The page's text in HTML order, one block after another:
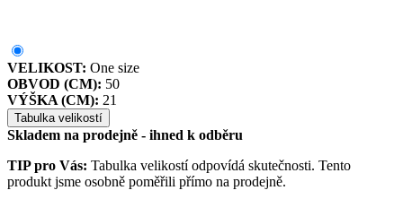
VELIKOST: One size
OBVOD (CM): 50
VÝŠKA (CM): 21
Tabulka velikostí
Skladem na prodejně - ihned k odběru
TIP pro Vás: Tabulka velikostí odpovídá skutečnosti. Tento
produkt jsme osobně poměřili přímo na prodejně.